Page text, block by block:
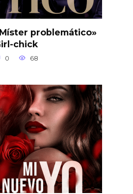
problemático»
chick
0 68